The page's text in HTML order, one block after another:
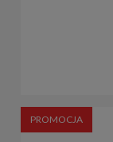
PROMOCJA